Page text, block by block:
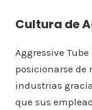
Cultura de
Aggressive
posicionarse de
industrias
que sus